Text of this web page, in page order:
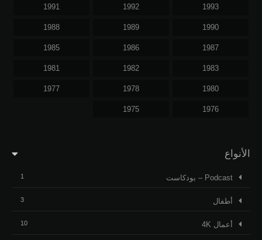
1993
1992
1991
1990
1989
1988
1987
1986
1985
1983
1982
1981
1980
1978
1977
1976
1975
الأنواع
Podcast – بودكاست 1
أطفال 3
أعمال 4K 10